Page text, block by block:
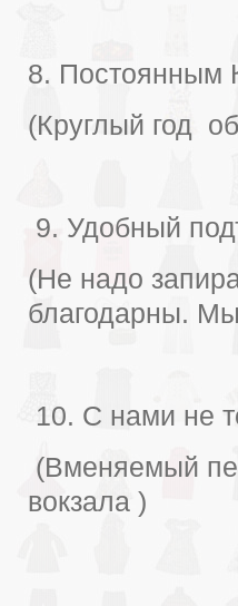
8. Постоянным
(Круглый год
9. Удобный
(Не надо
благодарны.
10. С нами не
(Вменяемый
вокзала )